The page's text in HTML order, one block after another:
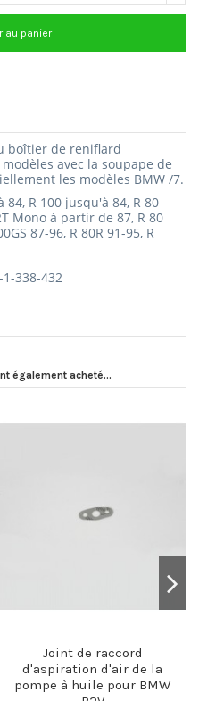
au panier
boîtier de reniflard
avec la soupape de
les modèles BMW /7.
84, R 100 jusqu'à 84, R 80
Mono à partir de 87, R 80
87-96, R 80R 91-95, R
338-432
également acheté...
Joint de raccord
d'aspiration d'air de la
pompe à huile pour BMW